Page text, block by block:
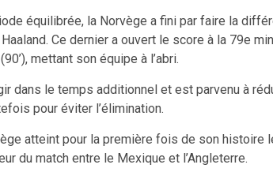
équilibrée, la Norvège a fini par faire la
Ce dernier a ouvert le score à la 79e
mettant son équipe à l’abri.
dans le temps additionnel et est parvenu à
pour éviter l’élimination.
atteint pour la première fois de son histoire
du match entre le Mexique et l’Angleterre.